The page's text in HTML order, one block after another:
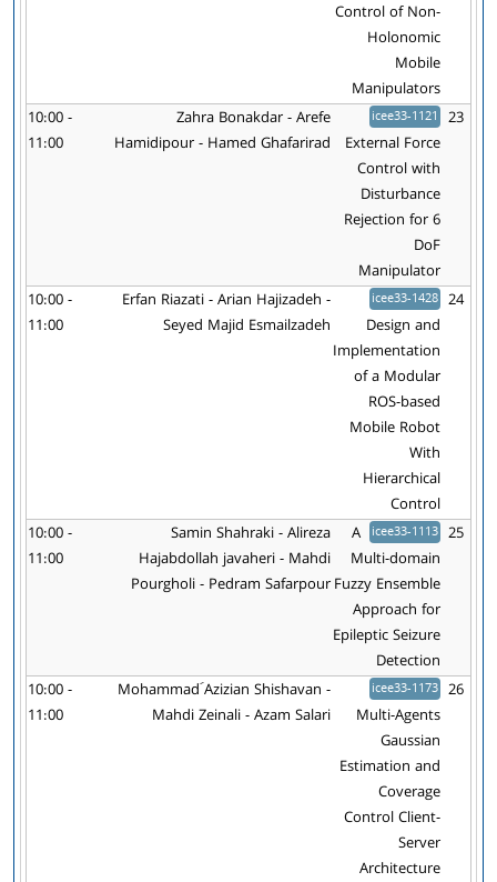
Control of Non-
Holonomic
Mobile
Manipulators
23
icee33-1121
External Force
Control with
Disturbance
Rejection for 6
DoF
Manipulator
Zahra Bonakdar - Arefe
Hamidipour - Hamed Ghafarirad
10:00 -
11:00
24
icee33-1428
Design and
Implementation
of a Modular
ROS-based
Mobile Robot
With
Hierarchical
Control
Erfan Riazati - Arian Hajizadeh -
Seyed Majid Esmailzadeh
10:00 -
11:00
25
icee33-1113
A
Multi-domain
Fuzzy Ensemble
Approach for
Epileptic Seizure
Detection
Samin Shahraki - Alireza
Hajabdollah javaheri - Mahdi
Pourgholi - Pedram Safarpour
10:00 -
11:00
26
icee33-1173
Multi-Agents
Gaussian
Estimation and
Coverage
Control Client-
Server
Architecture
Mohammad َAzizian Shishavan -
Mahdi Zeinali - Azam Salari
10:00 -
11:00